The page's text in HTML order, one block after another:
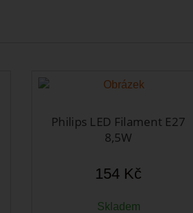
Philips LED Filament E27
8,5W
154 Kč
Skladem